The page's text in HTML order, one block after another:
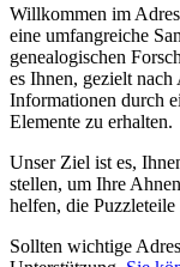
Willkommen im
eine umfangreiche
genealogischen
es Ihnen, gezielt
Informationen durch
Elemente zu erhalten.
Unser Ziel ist es,
stellen, um Ihre
helfen, die
Sollten wichtige